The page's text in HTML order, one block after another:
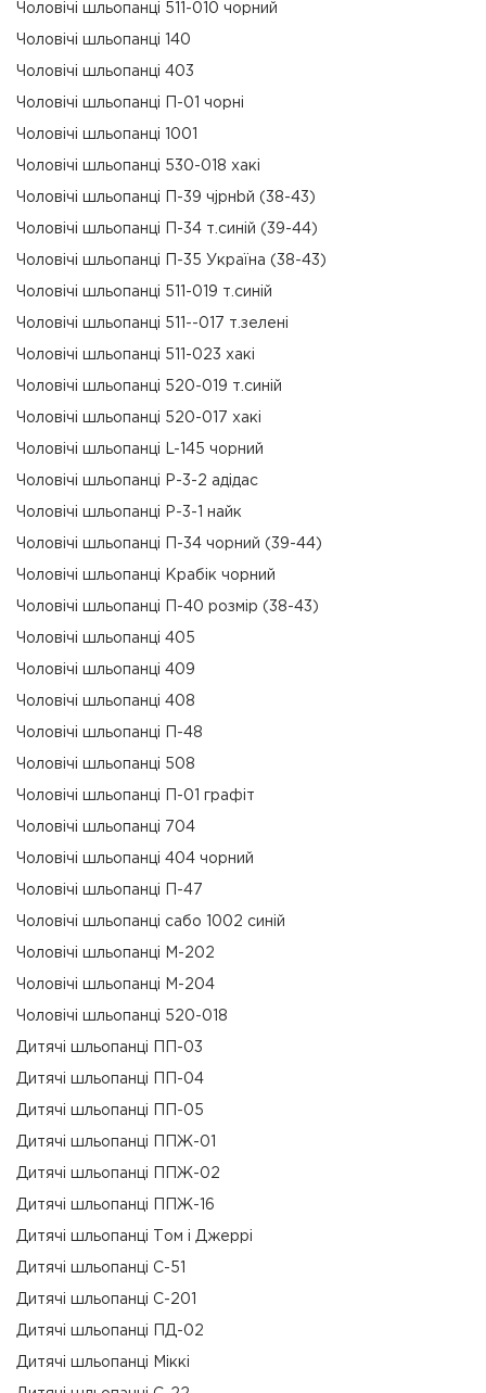
Чоловічі шльопанці 511-010 чорний
Чоловічі шльопанці 140
Чоловічі шльопанці 403
Чоловічі шльопанці П-01 чорні
Чоловічі шльопанці 1001
Чоловічі шльопанці 530-018 хакі
Чоловічі шльопанці П-39 чjрнbй (38-43)
Чоловічі шльопанці П-34 т.синій (39-44)
Чоловічі шльопанці П-35 Україна (38-43)
Чоловічі шльопанці 511-019 т.синій
Чоловічі шльопанці 511--017 т.зелені
Чоловічі шльопанці 511-023 хакі
Чоловічі шльопанці 520-019 т.синій
Чоловічі шльопанці 520-017 хакі
Чоловічі шльопанці L-145 чорний
Чоловічі шльопанці Р-3-2 адідас
Чоловічі шльопанці Р-3-1 найк
Чоловічі шльопанці П-34 чорний (39-44)
Чоловічі шльопанці Крабік чорний
Чоловічі шльопанці П-40 розмір (38-43)
Чоловічі шльопанці 405
Чоловічі шльопанці 409
Чоловічі шльопанці 408
Чоловічі шльопанці П-48
Чоловічі шльопанці 508
Чоловічі шльопанці П-01 графіт
Чоловічі шльопанці 704
Чоловічі шльопанці 404 чорний
Чоловічі шльопанці П-47
Чоловічі шльопанці сабо 1002 cиній
Чоловічі шльопанці М-202
Чоловічі шльопанці М-204
Чоловічі шльопанці 520-018
Дитячі шльопанці ПП-03
Дитячі шльопанці ПП-04
Дитячі шльопанці ПП-05
Дитячі шльопанці ППЖ-01
Дитячі шльопанці ППЖ-02
Дитячі шльопанці ППЖ-16
Дитячі шльопанці Том і Джеррі
Дитячі шльопанці C-51
Дитячі шльопанці С-201
Дитячі шльопанці ПД-02
Дитячі шльопанці Міккі